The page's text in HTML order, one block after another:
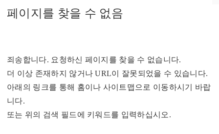
페이지를 찾을 수 없음
죄송합니다. 요청하신 페이지를 찾을 수 없습니다.
더 이상 존재하지 않거나 URL이 잘못되었을 수 있습니다.
아래의 링크를 통해 홈이나 사이트맵으로 이동하시기 바랍
니다.
또는 위의 검색 필드에 키워드를 입력하십시오.